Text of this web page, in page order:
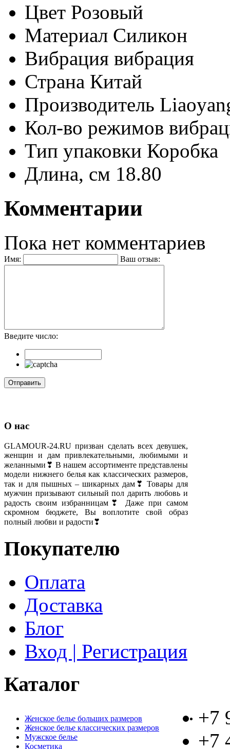
Цвет Розовый
Материал Силикон
Вибрация вибрация
Страна Китай
Производитель
Кол-во режимов
Тип упаковки Коробка
Длина, см 18.80
Комментарии
Пока нет комментариев
Имя: Ваш отзыв:
Введите число:
О нас
GLAMOUR-24.RU призван сделать всех девушек,
женщин и дам привлекательными, любимыми и
желанными❣ В нашем ассортименте представлены
модели нижнего белья как классических размеров,
так и для пышных – шикарных дам❣ Товары для
мужчин призывают сильный пол дарить любовь и
радость своим избранницам❣ Даже при самом
скромном бюджете, Вы воплотите свой образ
полный любви и радости❣
Покупателю
Оплата
Доставка
Блог
Вход | Регистрация
Каталог
Женское белье больших размеров
Женское белье классических размеров
Мужское белье
Косметика
+7
+7